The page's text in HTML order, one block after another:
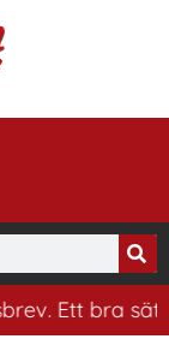
Ett bra sätt